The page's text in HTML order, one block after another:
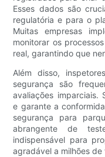
Esses dados são
regulatória e para o
Muitas empresas
monitorar os
real, garantindo que
Além disso,
segurança são
avaliações imparciais.
e garante a
segurança para
abrangente de
indispensável para
agradável a milhões de